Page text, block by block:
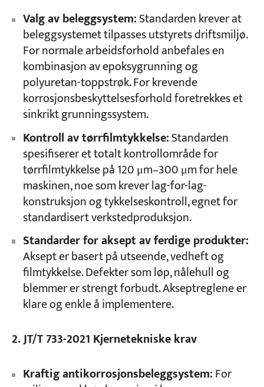
Valg av beleggsystem:Standarden krever at
beleggsystemet tilpasses utstyrets driftsmiljø.
For normale arbeidsforhold anbefales en
kombinasjon av epoksygrunning og
polyuretan-toppstrøk. For krevende
korrosjonsbeskyttelsesforhold foretrekkes et
sinkrikt grunningssystem.
Kontroll av tørrfilmtykkelse:Standarden
spesifiserer et totalt kontrollområde for
tørrfilmtykkelse på 120 μm–300 μm for hele
maskinen, noe som krever lag-for-lag-
konstruksjon og tykkelseskontroll, egnet for
standardisert verkstedproduksjon.
Standarder for aksept av ferdige produkter:
Aksept er basert på utseende, vedheft og
filmtykkelse. Defekter som løp, nålehull og
blemmer er strengt forbudt. Akseptreglene er
klare og enkle å implementere.
2. JT/T 733-2021 Kjernetekniske krav
Kraftig antikorrosjonsbeleggsystem:For